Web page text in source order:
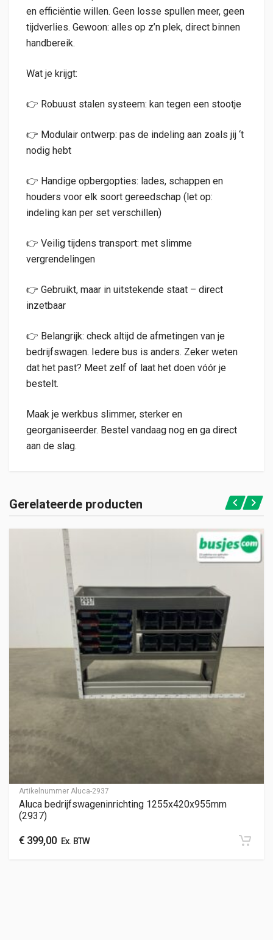
en efficiëntie willen. Geen losse spullen meer, geen
tijdverlies. Gewoon: alles op z’n plek, direct binnen
handbereik.
Wat je krijgt:
👉 Robuust stalen systeem: kan tegen een stootje
👉 Modulair ontwerp: pas de indeling aan zoals jij ‘t
nodig hebt
👉 Handige opbergopties: lades, schappen en
houders voor elk soort gereedschap (let op:
indeling kan per set verschillen)
👉 Veilig tijdens transport: met slimme
vergrendelingen
👉 Gebruikt, maar in uitstekende staat – direct
inzetbaar
👉 Belangrijk: check altijd de afmetingen van je
bedrijfswagen. Iedere bus is anders. Zeker weten
dat het past? Meet zelf of laat het doen vóór je
bestelt.
Maak je werkbus slimmer, sterker en
georganiseerder. Bestel vandaag nog en ga direct
aan de slag.
Gerelateerde producten
Artikelnummer Aluca-2937
Aluca bedrijfswageninrichting 1255x420x955mm
(2937)
€ 399,00Ex. BTW